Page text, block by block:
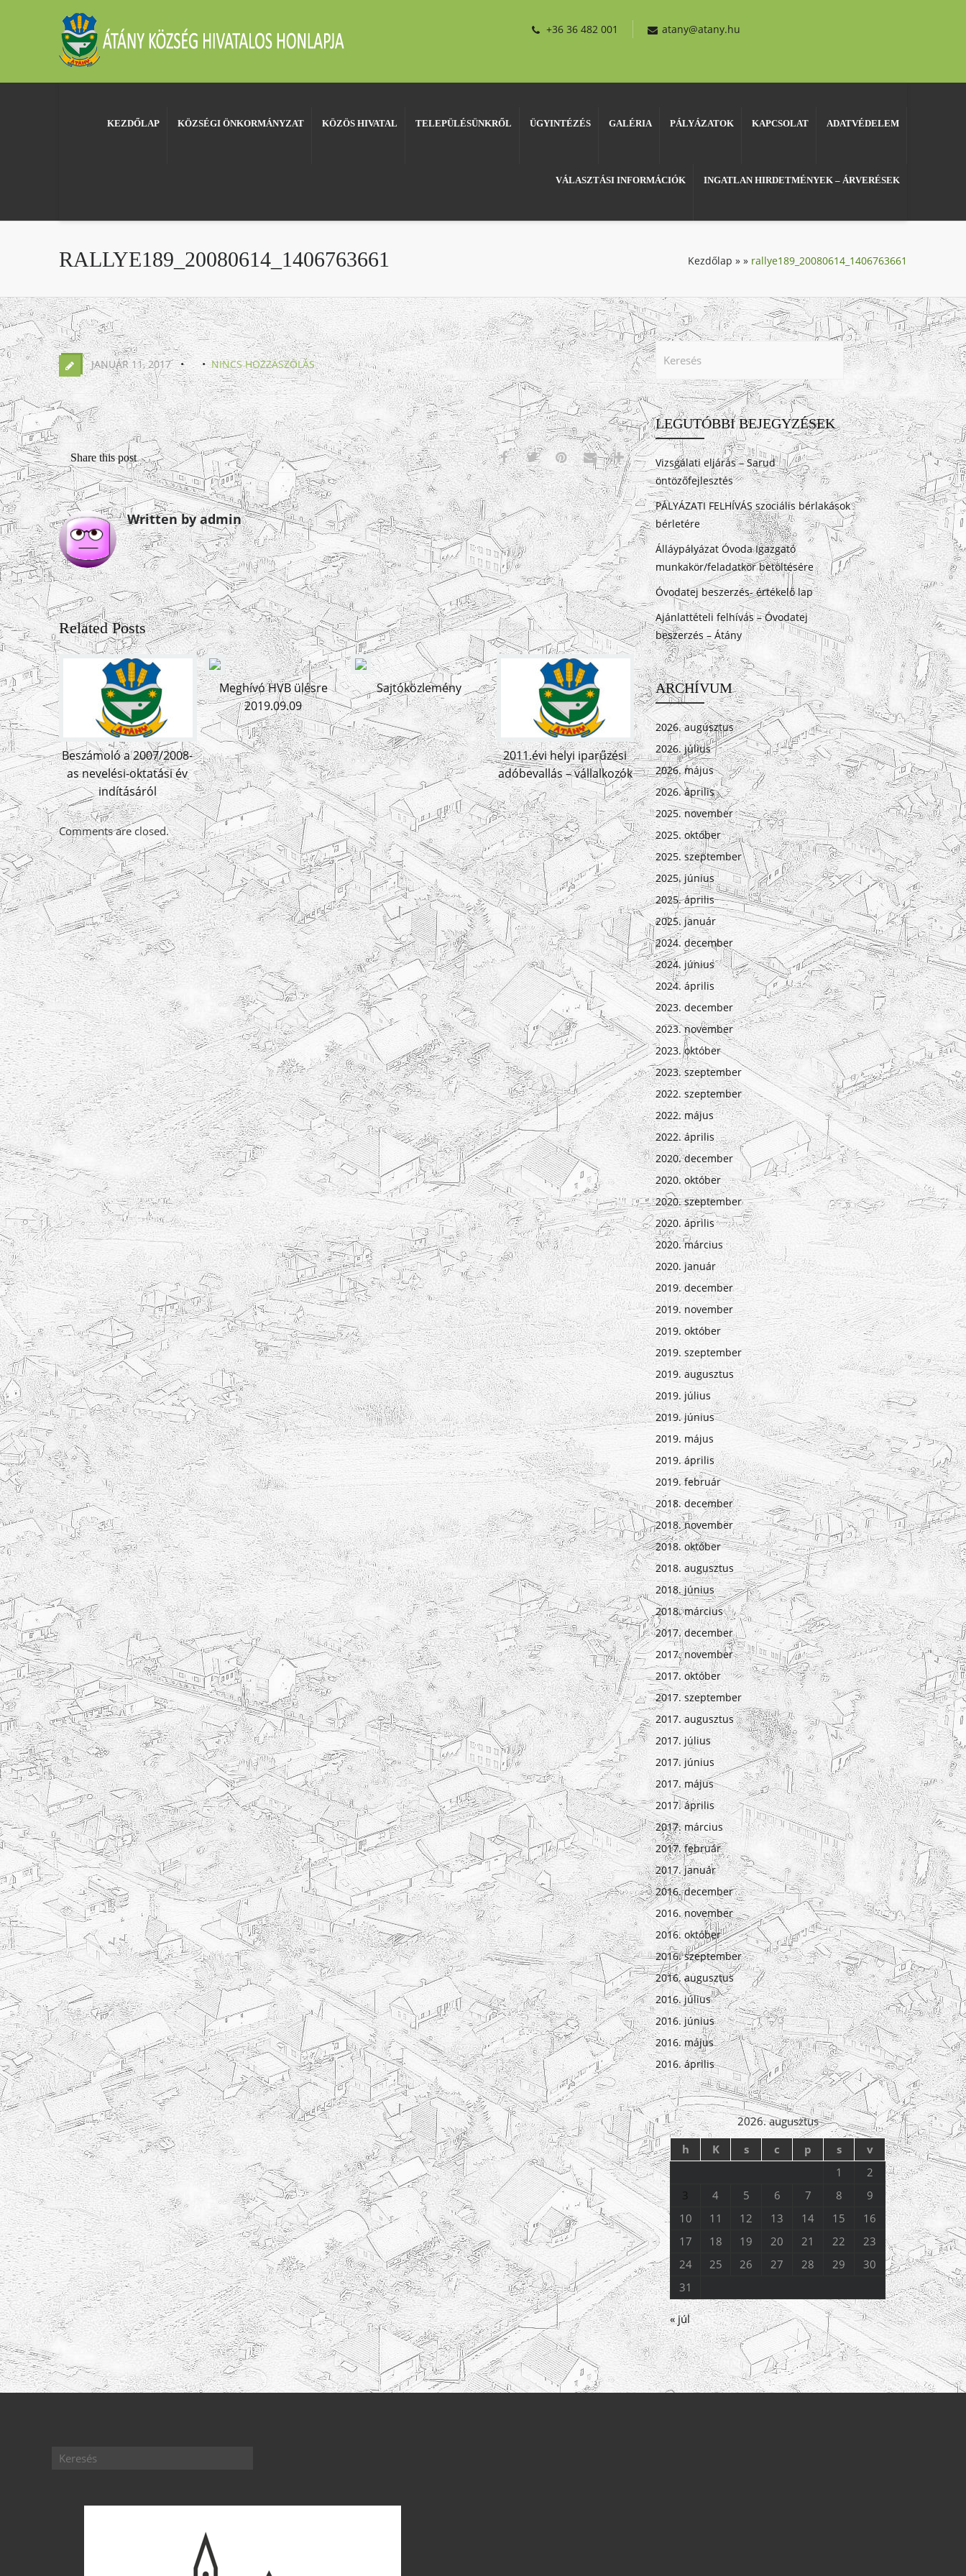
+36 36 482 001 atany@atany.hu
KEZDŐLAP KÖZSÉGI ÖNKORMÁNYZAT KÖZÖS HIVATAL TELEPÜLÉSÜNKRŐL ÜGYINTÉZÉS GALÉRIA PÁLYÁZATOK KAPCSOLAT ADATVÉDELEM
VÁLASZTÁSI INFORMÁCIÓK INGATLAN HIRDETMÉNYEK – ÁRVERÉSEK
RALLYE189_20080614_1406763661 Kezdőlap » » rallye189_20080614_1406763661
JANUÁR 11, 2017 NINCS HOZZÁSZÓLÁS
Share this post
Written by admin
Related Posts
Beszámoló a 2007/2008-
as nevelési-oktatási év
indításáról
Meghívó HVB ülésre
2019.09.09
Sajtóközlemény
2011.évi helyi iparűzési
adóbevallás – vállalkozók
Comments are closed.
LEGUTÓBBI BEJEGYZÉSEK
Vizsgálati eljárás – Sarud
öntözőfejlesztés
PÁLYÁZATI FELHÍVÁS szociális bérlakások
bérletére
Álláypályázat Óvoda Igazgató
munkakör/feladatkör betöltésére
Óvodatej beszerzés- értékelő lap
Ajánlattételi felhívás – Óvodatej
beszerzés – Átány
ARCHÍVUM
2026. augusztus
2026. július
2026. május
2026. április
2025. november
2025. október
2025. szeptember
2025. június
2025. április
2025. január
2024. december
2024. június
2024. április
2023. december
2023. november
2023. október
2023. szeptember
2022. szeptember
2022. május
2022. április
2020. december
2020. október
2020. szeptember
2020. április
2020. március
2020. január
2019. december
2019. november
2019. október
2019. szeptember
2019. augusztus
2019. július
2019. június
2019. május
2019. április
2019. február
2018. december
2018. november
2018. október
2018. augusztus
2018. június
2018. március
2017. december
2017. november
2017. október
2017. szeptember
2017. augusztus
2017. július
2017. június
2017. május
2017. április
2017. március
2017. február
2017. január
2016. december
2016. november
2016. október
2016. szeptember
2016. augusztus
2016. július
2016. június
2016. május
2016. április
2026. augusztus
h
K s c p s
v
1
2
3
4 5 6 7 8
9
10
11 12 13 14 15
16
17
18 19 20 21 22
23
24
25 26 27 28 29
30
31
« júl